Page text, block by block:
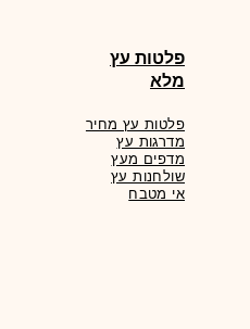
פלטות עץ
מלא
פלטות עץ מחיר
מדרגות עץ
מדפים מעץ
שולחנות עץ
אי מטבח